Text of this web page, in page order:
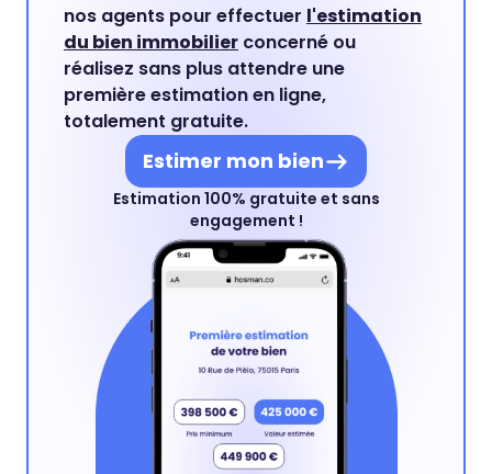
nos agents pour effectuer l'estimation
du bien immobilier concerné ou
réalisez sans plus attendre une
première estimation en ligne,
totalement gratuite.
Estimer mon bien
Estimation 100% gratuite et sans
engagement !